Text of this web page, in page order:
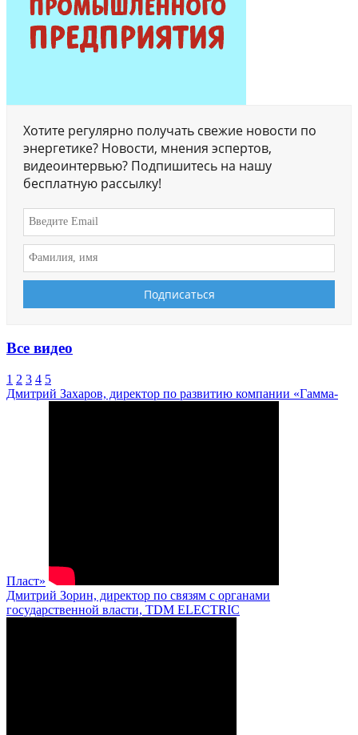
Хотите регулярно получать свежие новости по
энергетике? Новости, мнения эспертов,
видеоинтервью? Подпишитесь на нашу
бесплатную рассылку!
Все видео
1 2 3 4 5
Дмитрий Захаров, директор по развитию компании «Гамма-
Пласт»
Дмитрий Зорин, директор по связям с органами
государственной власти, TDM ELECTRIC